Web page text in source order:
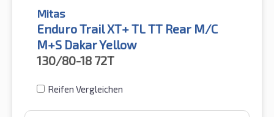
Mitas
Enduro Trail XT+ TL TT Rear M/C
M+S Dakar Yellow
130/80-18 72T
Reifen Vergleichen